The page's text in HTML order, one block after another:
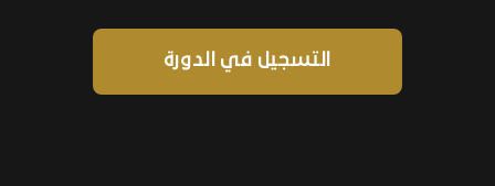
التسجيل في الدورة